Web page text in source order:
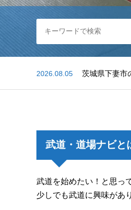
2026.08.05 茨城県下妻市
2026.08.06 大阪府枚方市
武道・道場ナビと
武道を始めたい！と思っ
少しでも武道に興味があ